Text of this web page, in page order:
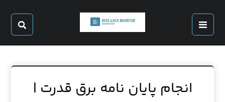
انجام پایان نامه برق قدرت |